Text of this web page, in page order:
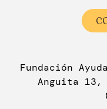
Fundación
Anguita 13,